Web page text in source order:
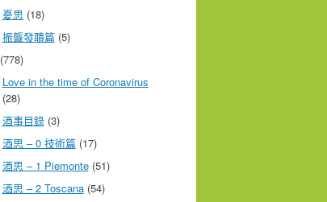
憂思 (18)
振聾發聵篇(5)
(778)
Love in the time of Coronavirus
(28)
酒事目錄(3)
酒思 – 0 技術篇(17)
酒思 – 1 Piemonte(51)
酒思 – 2 Toscana(54)